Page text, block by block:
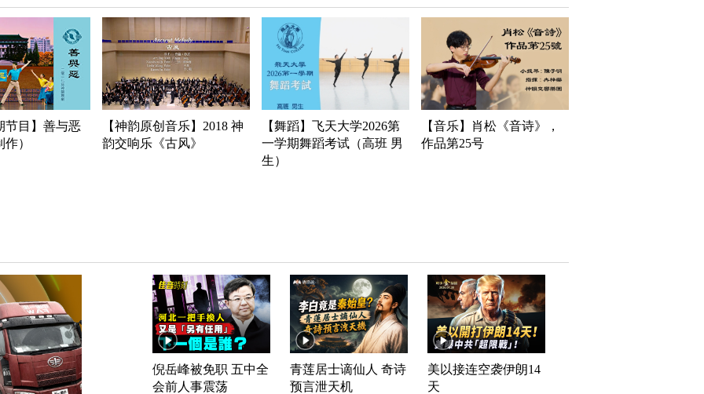
节目】善与恶
）
【神韵原创音乐】2018 神
韵交响乐《古风》
【舞蹈】飞天大学2026第
一学期舞蹈考试（高班 男
生）
【音乐】肖松《音诗》，
作品第25号
倪岳峰被免职 五中全
会前人事震荡
青莲居士谪仙人 奇诗
预言泄天机
美以接连空袭伊朗14
天